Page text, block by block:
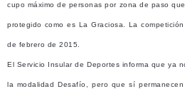
cupo máximo de personas por zona de paso
protegido como es La Graciosa. La
de febrero de 2015.
El Servicio Insular de Deportes informa que ya
la modalidad Desafío, pero que sí